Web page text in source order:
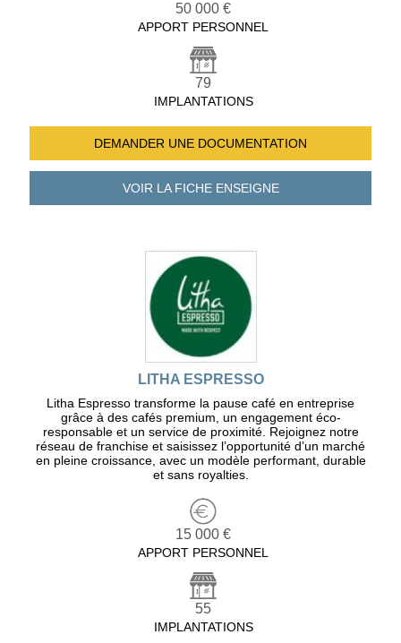
50 000 €
APPORT PERSONNEL
79
IMPLANTATIONS
DEMANDER UNE DOCUMENTATION
VOIR LA FICHEENSEIGNE
LITHA ESPRESSO
Litha Espresso transforme la pause café en entreprise
grâce à des cafés premium, un engagement éco-
responsable et un service de proximité. Rejoignez notre
réseau de franchise et saisissez l’opportunité d’un marché
en pleine croissance, avec un modèle performant, durable
et sans royalties.
15 000 €
APPORT PERSONNEL
55
IMPLANTATIONS